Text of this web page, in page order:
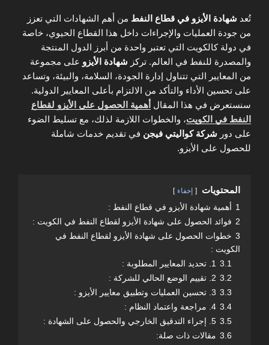
تُعد شهادة الأيزو في قطاع النفط من أهم الشهادات التي تعزز
من جودة العمليات والإجراءات داخل هذا القطاع الحيوي، خاصة
في دولة كالكويت التي تعتبر واحدة من أبرز الدول المنتجة
والمصدرة للنفط في العالم. تركز شهادة الأيزو على مجموعة
من المعايير التي تتناول إدارة الجودة، السلامة، والبيئة، وتساعد
على تحسين الأداء والتأكد من الالتزام بأعلى المعايير الدولية.
سنستعرض في هذا المقال أهمية الحصول على الأيزو لقطاع
النفط في الكويت، والخطوات اللازمة لذلك، مع تسليط الضوء
على دور شركة كواليتي فيجن في تقديم خدمات شاملة
للحصول على الأيزو.
المحتويات إخفاء
1 أهمية شهادة الأيزو في قطاع النفط :
2 فوائد الحصول على شهادة الأيزو لقطاع النفط في الكويت :
3 خطوات الحصول على شهادة الأيزو لقطاع النفط في
الكويت :
3.1 1. تحديد المعايير المطلوبة :
3.2 2. تقييم الوضع الحالي للشركة :
3.3 3. تحسين العمليات وتطبيق معايير الأيزو :
3.4 4. مراجعة واعتماد النظام :
3.5 5. إجراء التدقيق الخارجي والحصول على الشهادة :
3.6 مقالات ذات صلة: